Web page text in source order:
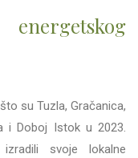
su Tuzla, Gračanica,
i Doboj Istok u 2023.
izradili svoje lokalne